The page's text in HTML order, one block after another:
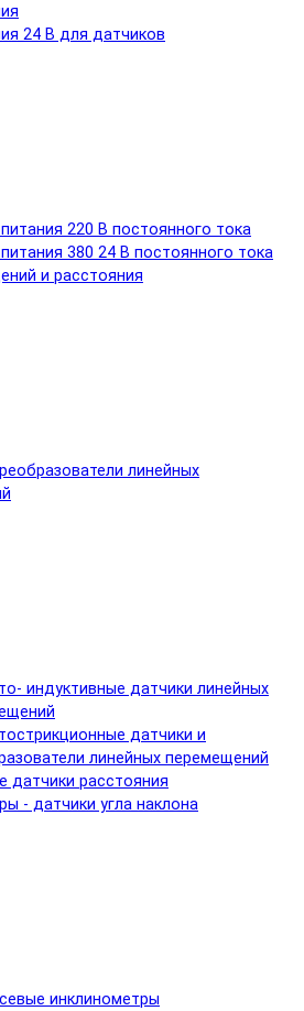
24 В для датчиков
220 В постоянного тока
380 24 В постоянного тока
и расстояния
линейных
индуктивные датчики линейных
датчики и
линейных перемещений
датчики расстояния
- датчики угла наклона
инклинометры